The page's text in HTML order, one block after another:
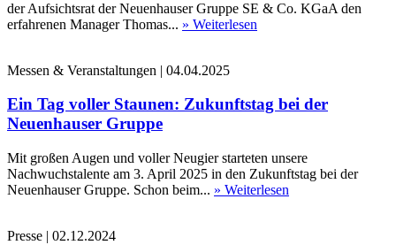
der Aufsichtsrat der Neuenhauser Gruppe SE & Co. KGaA den
erfahrenen Manager Thomas... » Weiterlesen
Messen & Veranstaltungen | 04.04.2025
Ein Tag voller Staunen: Zukunftstag bei der
Neuenhauser Gruppe
Mit großen Augen und voller Neugier starteten unsere
Nachwuchstalente am 3. April 2025 in den Zukunftstag bei der
Neuenhauser Gruppe. Schon beim... » Weiterlesen
Presse | 02.12.2024